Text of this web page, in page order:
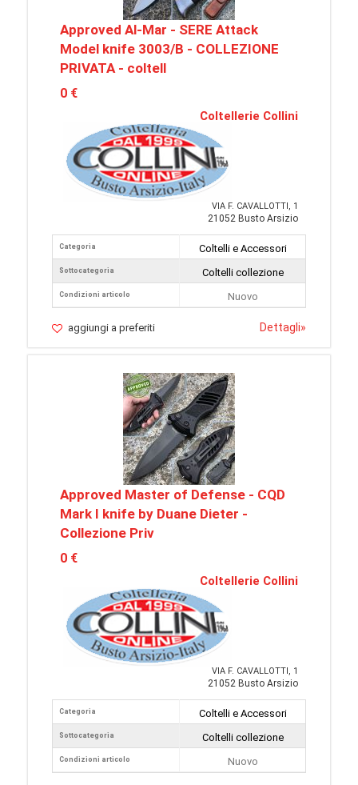
Approved Al-Mar - SERE Attack
Model knife 3003/B - COLLEZIONE
PRIVATA - coltell
0 €
Coltellerie Collini
VIA F. CAVALLOTTI, 1
21052 Busto Arsizio
Categoria
Sottocategoria
Condizioni articolo
Coltelli e Accessori
Coltelli collezione
Nuovo
aggiungi a preferiti Dettagli»
Approved Master of Defense - CQD
Mark I knife by Duane Dieter -
Collezione Priv
0 €
Coltellerie Collini
VIA F. CAVALLOTTI, 1
21052 Busto Arsizio
Categoria
Sottocategoria
Condizioni articolo
Coltelli e Accessori
Coltelli collezione
Nuovo